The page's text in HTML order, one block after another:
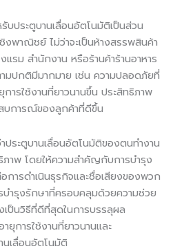
บประตูบานเลื่อนอัตโนมัติเป็นส่วน
พาณิชย์ ไม่ว่าจะเป็นห้างสรรพสินค้า
รม สำนักงาน หรือร้านค้าร้านอาหาร
มปกติมีมากมาย เช่น ความปลอดภัยที่
ารใช้งานที่ยาวนานขึ้น ประสิทธิภาพ
บการณ์ของลูกค้าที่ดีขึ้น
ประตูบานเลื่อนอัตโนมัติของตนทำงาน
ภาพ โดยให้ความสำคัญกับการบำรุง
ารดำเนินธุรกิจและชื่อเสียงของพวก
บำรุงรักษาที่ครอบคลุมด้วยความช่วย
เป็นวิธีที่ดีที่สุดในการบรรลุผล
ยุการใช้งานที่ยาวนานและ
เลื่อนอัตโนมัติ